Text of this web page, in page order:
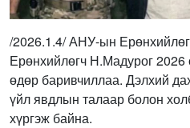
/2026.1.4/ АНУ-ын
Ерөнхийлөгч Н.Мадурог
өдөр баривчиллаа. Дэлхий
үйл явдлын талаар болон
хүргэж байна.